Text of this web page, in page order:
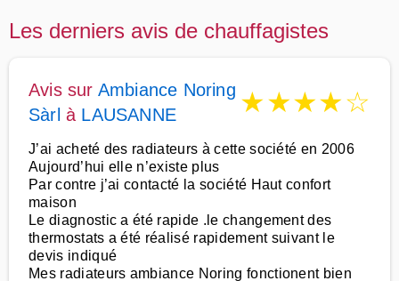
Les derniers avis de chauffagistes
Avis sur Ambiance Noring
Sàrl à LAUSANNE ★★★★☆
J’ai acheté des radiateurs à cette société en 2006
Aujourd’hui elle n’existe plus
Par contre j’ai contacté la société Haut confort
maison
Le diagnostic a été rapide .le changement des
thermostats a été réalisé rapidement suivant le
devis indiqué
Mes radiateurs ambiance Noring fonctionent bien